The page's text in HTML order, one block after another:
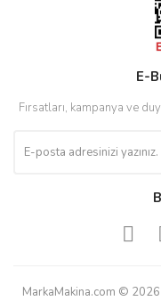
E-
Fırsatları, kampanya ve
MarkaMakina.com © 2026